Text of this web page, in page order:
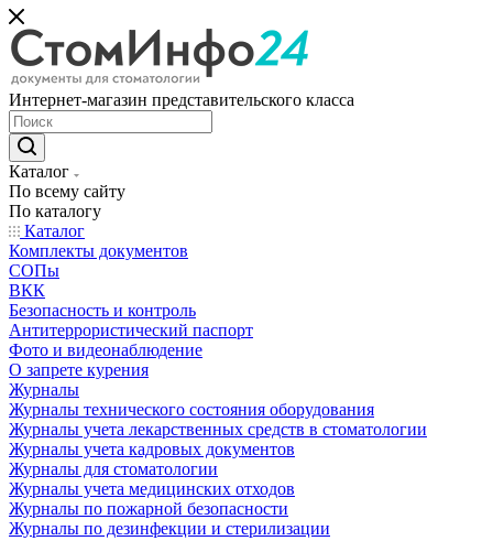
Интернет-магазин представительского класса
Каталог
По всему сайту
По каталогу
Каталог
Комплекты документов
СОПы
ВКК
Безопасность и контроль
Антитеррористический паспорт
Фото и видеонаблюдение
О запрете курения
Журналы
Журналы технического состояния оборудования
Журналы учета лекарственных средств в стоматологии
Журналы учета кадровых документов
Журналы для стоматологии
Журналы учета медицинских отходов
Журналы по пожарной безопасности
Журналы по дезинфекции и стерилизации